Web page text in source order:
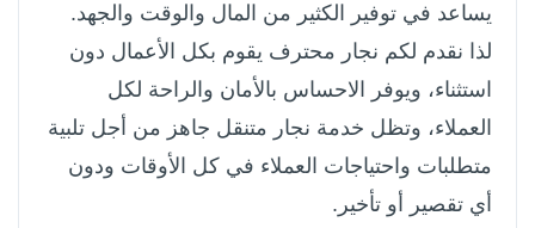
يساعد في توفير الكثير من المال والوقت والجهد.
لذا نقدم لكم نجار محترف يقوم بكل الأعمال دون
استثناء، ويوفر الاحساس بالأمان والراحة لكل
العملاء، وتظل خدمة نجار متنقل جاهز من أجل تلبية
متطلبات واحتياجات العملاء في كل الأوقات ودون
أي تقصير أو تأخير.